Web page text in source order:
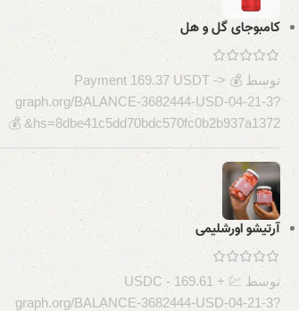
کامبوجای گل و هل
توسط 💰 Payment 169.37 USDT ->
graph.org/BALANCE-3682444-USD-04-21-3?
hs=8dbe41c5dd70bdc570fc0b2b937a1372& 💰
آرتیشو اورشلیمی
توسط 💹 + 169.61 USDC -
graph.org/BALANCE-3682444-USD-04-21-3?